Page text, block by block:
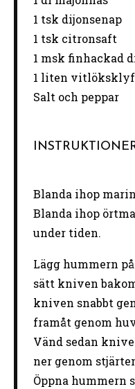
1 tsk dijonsenap
1 tsk citronsaft
1 msk finhackad
1 liten
Salt och peppar
Blanda ihop
Blanda ihop
under tiden.
Lägg hummern
sätt kniven
kniven snabbt
framåt genom
Vänd sedan
ner genom
Öppna hummern